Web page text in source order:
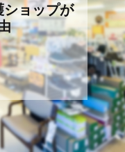
ョップが